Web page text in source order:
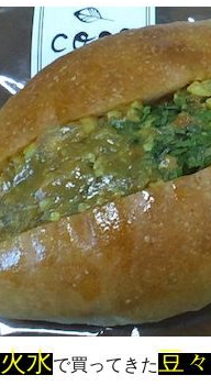
水で買ってきた豆